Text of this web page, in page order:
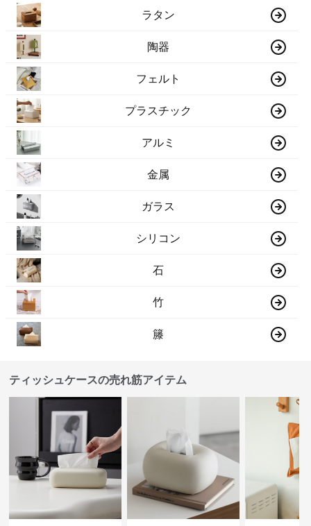
ラタン
陶器
フェルト
プラスチック
アルミ
金属
ガラス
シリコン
石
竹
籐
ティッシュケースの売れ筋アイテム